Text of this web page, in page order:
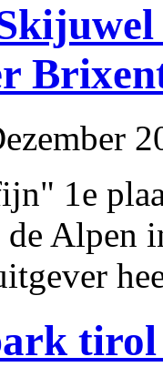
1e
Alpen
tirol